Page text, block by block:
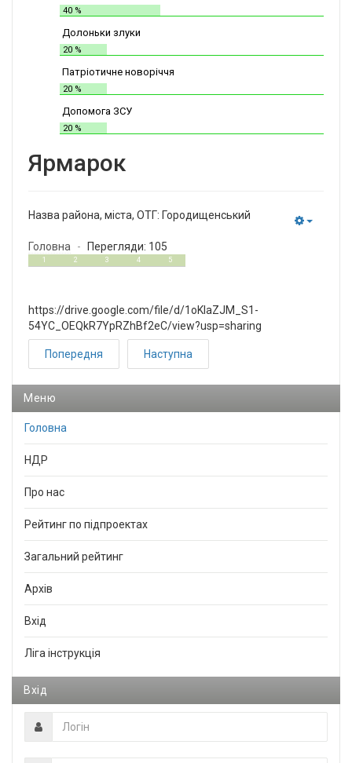
40 %
Долоньки злуки
20 %
Патріотичне новоріччя
20 %
Допомога ЗСУ
20 %
Ярмарок
Назва района, міста, ОТГ: Городищенський
Головна Перегляди: 105
25
1 2 3 4 5
https://drive.google.com/file/d/1oKlaZJM_S1-
54YC_OEQkR7YpRZhBf2eC/view?usp=sharing
Попередня Наступна
Меню
Головна
НДР
Про нас
Рейтинг по підпроектах
Загальний рейтинг
Архів
Вхід
Ліга інструкція
Вхід